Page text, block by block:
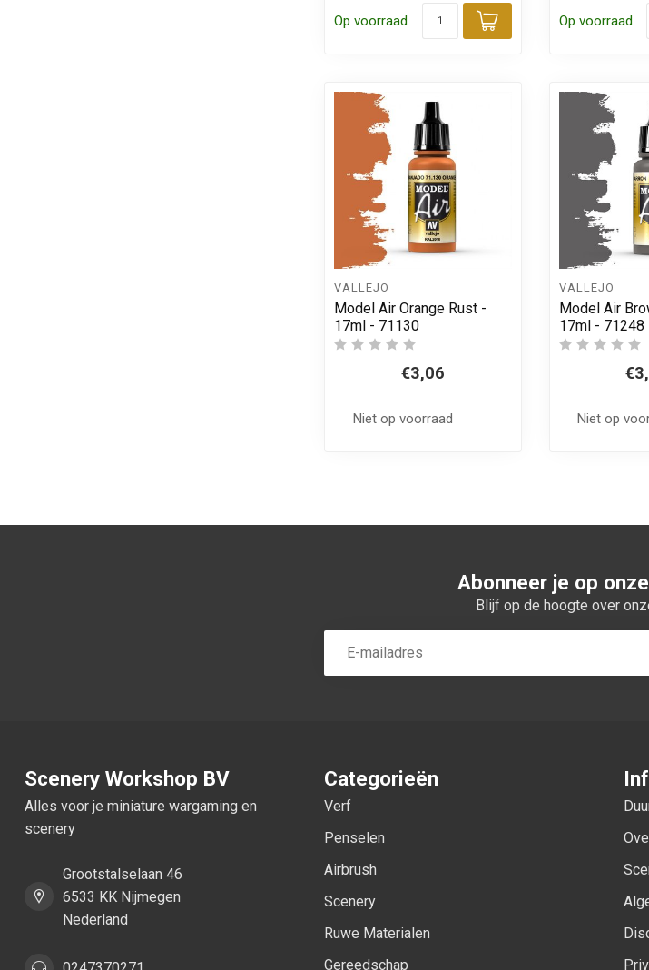
Op voorraad
Toevoegen aan
Op voorraad
VALLEJO
Model Air Orange Rust -
17ml - 71130
€3,06
Niet op voorraad
VALLEJO
Model Air
17ml - 71248
Niet op
Abonneer je op
Blijf op de hoogte over
Scenery Workshop BV
Alles voor je miniature wargaming en
scenery
Grootstalselaan 46
6533 KK Nijmegen
Nederland
Categorieën
Verf
Penselen
Airbrush
Scenery
Ruwe Materialen
Gereedschap